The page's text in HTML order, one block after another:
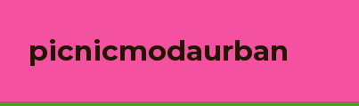
picnicmodaurban